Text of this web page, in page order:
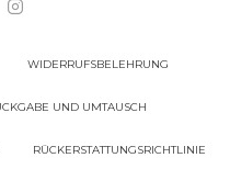
WIDERRUFSBELEHRUNG
UND UMTAUSCH
RÜCKERSTATTUNGSRICHTLINIE